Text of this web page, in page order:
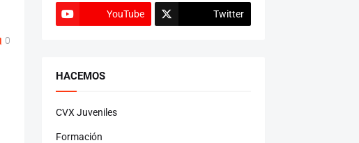
0
YouTube Twitter
HACEMOS
CVX Juveniles
Formación